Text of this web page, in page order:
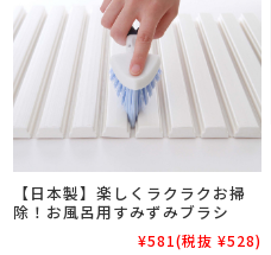
【日本製】楽しくラクラクお掃
除！お風呂用すみずみブラシ
¥581(税抜 ¥528)